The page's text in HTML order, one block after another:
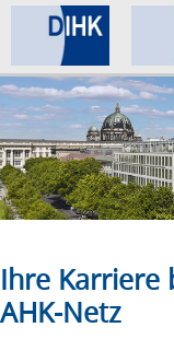
Home
Datenschutz
Impressum
Ihre Karriere
AHK-Netz